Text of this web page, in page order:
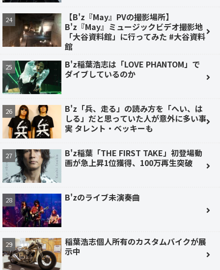
【B'z『May』PVの撮影場所】
B'z『May』ミュージックビデオ撮影地
「大谷資料館」に行ってみた #大谷資料
館
B'z稲葉浩志は「LOVE PHANTOM」で
ダイブしているのか
B'z「兵、走る」の読み方を「へい、は
しる」だと思っていた人が意外に多い事
実 タレント・ベッキーも
B'z稲葉「THE FIRST TAKE」初登場動
画が急上昇1位獲得、100万再生突破
B'zのライブ未演奏曲
稲葉浩志個人所有のカスタムバイクが展
示中